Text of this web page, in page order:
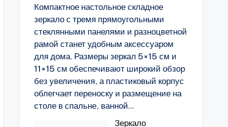
Компактное настольное складное
зеркало с тремя прямоугольными
стеклянными панелями и разноцветной
рамой станет удобным аксессуаром
для дома. Размеры зеркал 5×15 см и
11×15 см обеспечивают широкий обзор
без увеличения, а пластиковый корпус
облегчает переноску и размещение на
столе в спальне, ванной...
Зеркало